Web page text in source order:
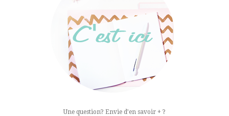
Une question? Envie d’en savoir + ?